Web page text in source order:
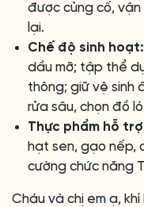
được củng cố,
lại.
Chế độ sinh hoạt:
dầu mỡ; tập thể
thông; giữ vệ sinh
rửa sâu, chọn đồ
Thực phẩm hỗ
hạt sen, gạo nếp,
cường chức năng
Cháu và chị em ạ,